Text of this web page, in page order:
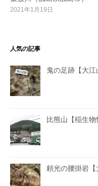
2021年1月19日
人気の記事
鬼の足跡【大江
比熊山【稲生物
頼光の腰掛岩【